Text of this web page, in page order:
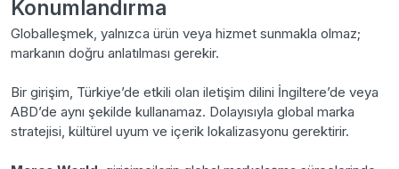
Konumlandırma
Globalleşmek, yalnızca ürün veya hizmet sunmakla olmaz;
markanın doğru anlatılması gerekir.
Bir girişim, Türkiye’de etkili olan iletişim dilini İngiltere’de veya
ABD’de aynı şekilde kullanamaz. Dolayısıyla global marka
stratejisi, kültürel uyum ve içerik lokalizasyonu gerektirir.